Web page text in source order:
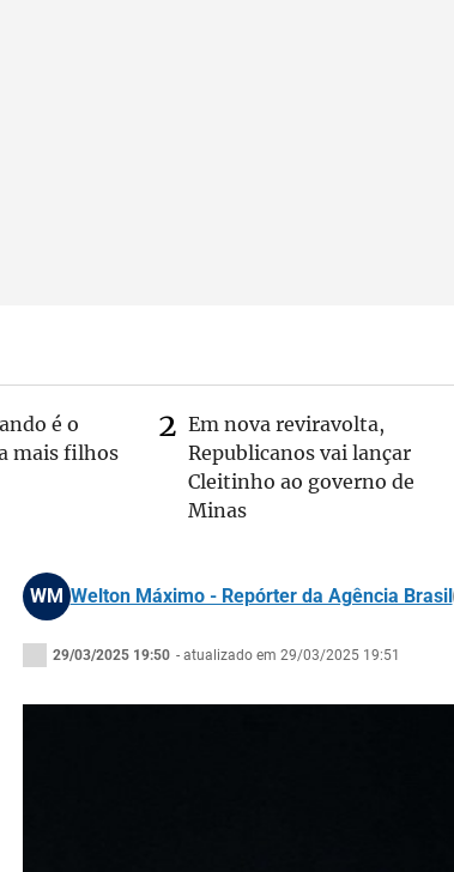
é o
mais filhos
Em nova reviravolta,
Republicanos vai lançar
Cleitinho ao governo de
Minas
WM Welton Máximo - Repórter da Agência Brasil
29/03/2025 19:50 - atualizado em 29/03/2025 19:51